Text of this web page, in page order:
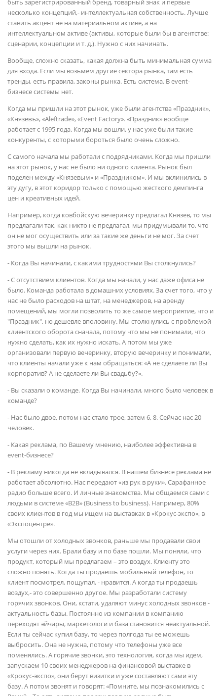
быть зарегистрированный бренд, товарный знак и первые
несколько концепций,- интеллектуальная собственность. Лучше
ставить акцент не на материальном активе, а на
интеллектуальном активе (активы, которые были бы в агентстве:
сценарии, концепции и т. д.). Нужно с них начинать.
Вообще, сложно сказать, какая должна быть минимальная сумма
для входа. Если мы возьмем другие сектора рынка, там есть
тренды, есть правила, законы рынка. Есть система. В event-
бизнесе системы нет.
Когда мы пришли на этот рынок, уже были агентства «Праздник»,
«Князевъ», «Aleftrade», «Event Factory». «Праздник» вообще
работает с 1995 года. Когда мы вошли, у нас уже были такие
конкуренты, с которыми бороться было очень сложно.
С самого начала мы работали с подрядчиками. Когда мы пришли
на этот рынок, у нас не было ни одного клиента. Рынок был
поделен между «Князевым» и «Праздником». И мы вклинились в
эту дугу, в этот коридор только с помощью жесткого демпинга
цен и креативных идей.
Например, когда ковбойскую вечеринку предлагал Князев, то мы
предлагали так, как никто не предлагал, мы придумывали то, что
он не мог осуществить или за такие же деньги не мог. За счет
этого мы вышли на рынок.
- Когда Вы начинали, с какими трудностями Вы столкнулись?
- С отсутствием клиентов. Когда мы начали, у нас даже офиса не
было. Команда работала в домашних условиях. За счет того, что у
нас не было расходов на штат, на менеджеров, на аренду
помещений, мы могли позволить то же самое мероприятие, что и
"Праздник", но дешевле вполовину. Мы столкнулись с проблемой
клиентского оборота сначала, потому что мы не понимали, что
нужно сделать, как их нужно искать. А потом мы уже
организовали первую вечеринку, вторую вечеринку и понимали,
что клиенты начали уже к нам обращаться: «А не сделаете ли Вы
корпоратив? А не сделаете ли Вы свадьбу?».
- Вы сказали о команде. Когда Вы начинали, много было человек в
команде?
- Нас было двое, потом нас стало трое, затем 6, 8. Сейчас нас 20
человек.
- Какая реклама, по Вашему мнению, наиболее эффективна в
event-бизнесе?
- В рекламу никогда не вкладывался. В нашем бизнесе реклама не
работает абсолютно. Нас передают «из рук в руки». Сарафанное
радио больше всего. И личные знакомства. Мы общаемся сами с
людьми в системе «B2B» (Business to business). Например, 80%
своих клиентов в год мы ищем на выставках в «Крокус-экспо», в
«Экспоцентре».
Мы отошли от холодных звонков, раньше мы продавали свои
услуги через них. Брали базу и по базе пошли. Мы поняли, что
продукт, который мы предлагаем – это воздух. Клиенту это
сложно понять. Когда ты продаешь мобильный телефон, то
клиент посмотрел, пощупал, - нравится. А когда ты продаешь
воздух,- это совершенно другое. Мы разработали систему
горячих звонков. Они, кстати, удаляют минус холодных звонков -
актуальность базы. Постоянно из компании в компанию
переходят эйчары, маркетологи и база становится неактуальной.
Если ты сейчас купил базу, то через полгода ты ее можешь
выбросить. Она не нужна, потому что телефоны уже все
поменялись. А горячие звонки, это технология, когда мы идем,
запускаем 10 своих менеджеров на финансовой выставке в
«Крокус-экспо», они берут визитки и уже составляют сами эту
базу. А потом звонят и говорят: «Помните, мы познакомились с